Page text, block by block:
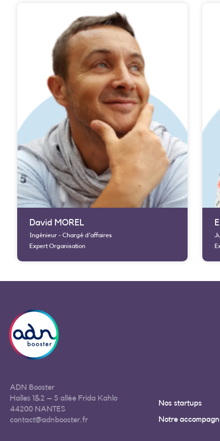
David MOREL
Ingénieur - Chargé d'affaires
Expert Organisation
ADN Booster
Halles 1&2 – 5 allée Frida Kahlo
44200 NANTES
contact@adnbooster.fr
Nos startups
Notre